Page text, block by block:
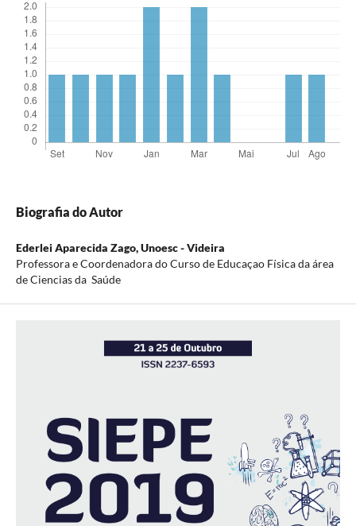
Biografia do Autor
Ederlei Aparecida Zago,Unoesc - Videira
Professora e Coordenadora do Curso de Educaçao Física da área
de Ciencias da Saúde